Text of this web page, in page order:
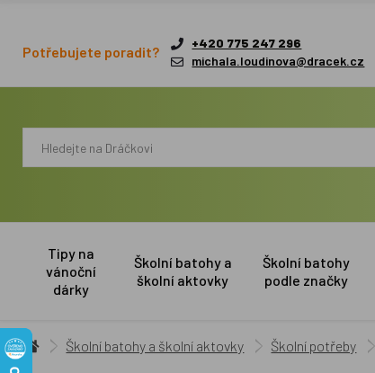
Potřebujete poradit?
+420 775 247 296
michala.loudinova@dracek.cz
Tipy na
vánoční
dárky
Školní batohy a
školní aktovky
Školní batohy
podle značky
Školní batohy a školní aktovky Školní potřeby